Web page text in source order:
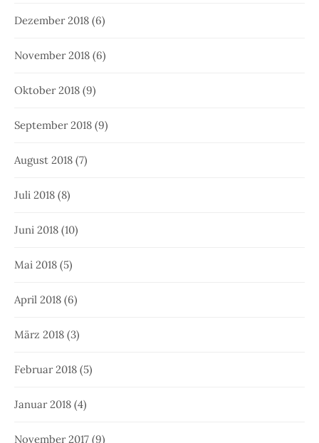
Dezember 2018 (6)
November 2018 (6)
Oktober 2018 (9)
September 2018 (9)
August 2018 (7)
Juli 2018 (8)
Juni 2018 (10)
Mai 2018 (5)
April 2018 (6)
März 2018 (3)
Februar 2018 (5)
Januar 2018 (4)
November 2017 (9)